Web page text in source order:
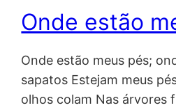
Onde estão
Onde estão meus pés;
sapatos Estejam meus
olhos colam Nas árvores